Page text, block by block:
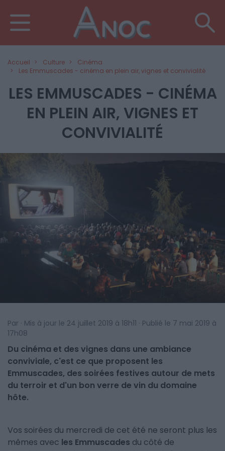
Accueil Culture
Cinéma
Les Emmuscades - cinéma en plein air, vignes et convivialité
LES EMMUSCADES - CINÉMA
EN PLEIN AIR, VIGNES ET
CONVIVIALITÉ
Par · Mis à jour le 24 juillet 2019 à 18h11 · Publié le 7 mai 2019 à
17h08
Du cinéma et des vignes dans une ambiance
conviviale, c'est ce que proposent les
Emmuscades, des soirées festives autour de mets
du terroir et d'un bon verre de vin du domaine
hôte.
Vos soirées du mercredi de cet été ne seront plus les
mêmes avec les Emmuscades du côté de